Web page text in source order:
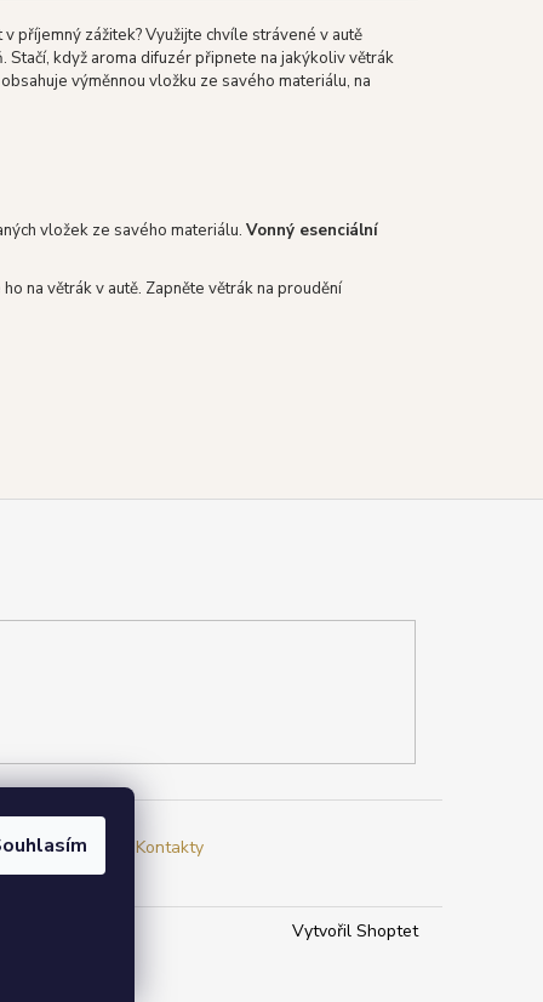
příjemný zážitek? Využijte chvíle strávené v autě
když aroma difuzér připnete na jakýkoliv větrák
výměnnou vložku ze savého materiálu, na
vložek ze savého materiálu. Vonný esenciální
na větrák v autě. Zapněte větrák na proudění
Jak nakupovat Kontakty
Vytvořil Shoptet